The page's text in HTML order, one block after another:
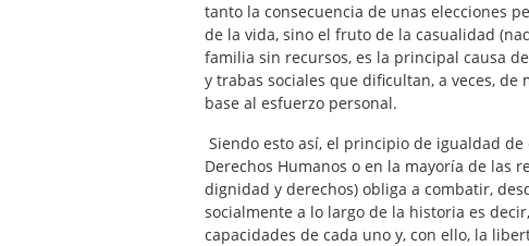
tanto la consecuencia de unas elecciones
de la vida, sino el fruto de la casualidad
familia sin recursos, es la principal causa
y trabas sociales que dificultan, a veces,
base al esfuerzo personal.
Siendo esto así, el principio de igualdad
Derechos Humanos o en la mayoría de las
dignidad y derechos) obliga a combatir,
socialmente a lo largo de la historia es
capacidades de cada uno y, con ello, la